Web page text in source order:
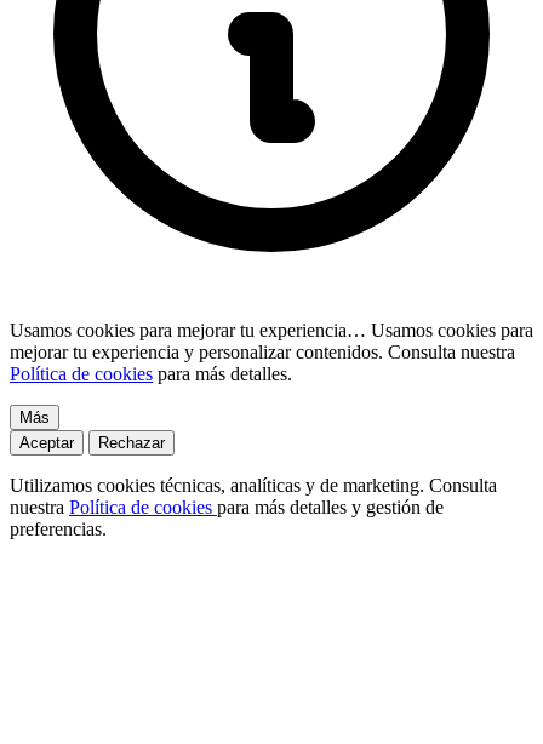
Usamos cookies para mejorar tu experiencia… Usamos cookies para
mejorar tu experiencia y personalizar contenidos. Consulta nuestra
Política de cookies para más detalles.
Más
Aceptar
Rechazar
Utilizamos cookies técnicas, analíticas y de marketing. Consulta
nuestra Política de cookies para más detalles y gestión de
preferencias.